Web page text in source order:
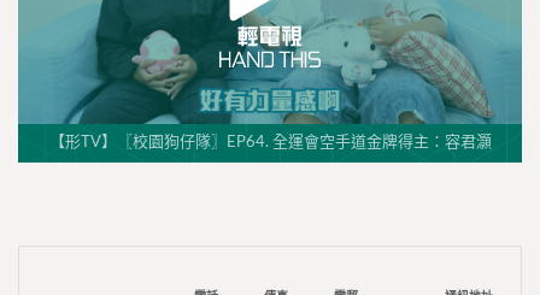
【形TV】〖校園狗仔隊〗EP64. 全運會空手道金牌得主：容君灝